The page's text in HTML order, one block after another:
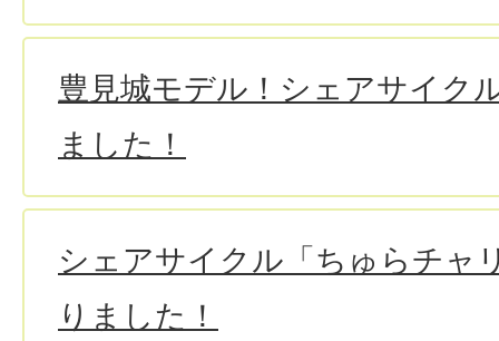
豊見城モデル！シェアサイク
ました！
シェアサイクル「ちゅらチャ
りました！